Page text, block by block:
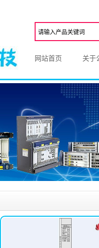
网站首页 关于